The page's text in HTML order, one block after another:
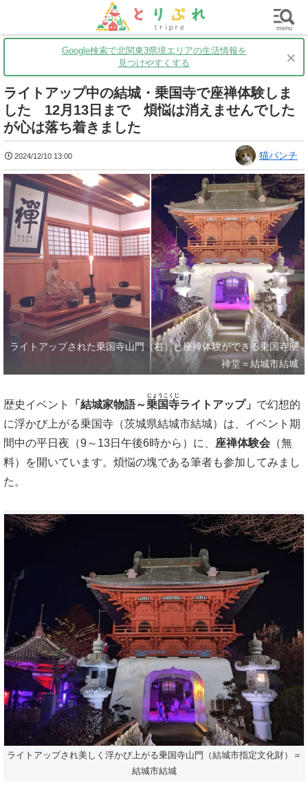
茨城 グルメ 買い物 子育て
Google検索で北関東3県境エリアの生活情報を
見つけやすくする
×
ライトアップ中の結城・乗国寺で座禅体験しま
した 12月13日まで 煩悩は消えませんでした
が心は落ち着きました
2024/12/10 13:00 猫パンチ
ライトアップされた乗国寺山門（右）と座禅体験ができる乗国寺座
禅堂＝結城市結城
歴史イベント 「結城家物語～乗国寺
じょうこくじ
ライトアップ」 で幻想的
に浮かび上がる乗国寺（茨城県結城市結城）は、イベント期
間中の平日夜（9～13日午後6時から）に、 座禅体験会 （無
料）を開いています。煩悩の塊である筆者も参加してみまし
た。
ライトアップされ美しく浮かび上がる乗国寺山門（結城市指定文化財）＝
結城市結城
menu